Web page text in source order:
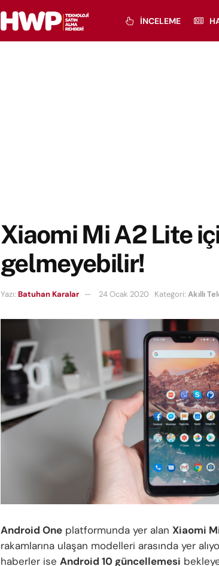
İNCELEME
Xiaomi Mi A2 Lite
gelmeyebilir!
Yazı: Batuhan Karalar 24 Ocak 2020 Kategori: Akıllı
Android One platformunda yer alan Xiaomi
rakamlarına ulaşan modelleri arasında yer
haberler ise Android 10 güncellemesi